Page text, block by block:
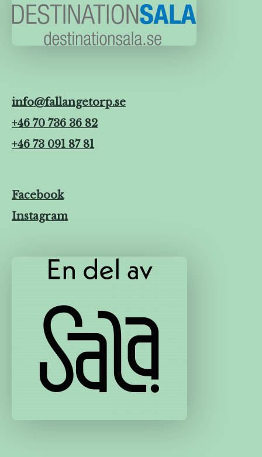
info@fallangetorp.se
+46 70 736 36 82
+46 73 091 87 81
Facebook
Instagram